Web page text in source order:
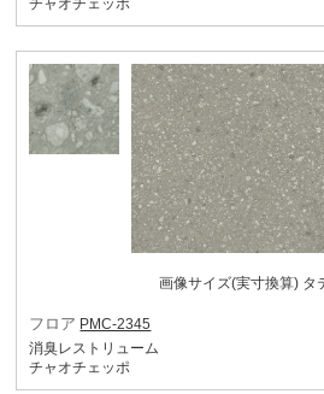
チャオチェッポ
画像サイズ(実寸換算)
フロア PMC-2345
消臭レストリューム
チャオチェッポ